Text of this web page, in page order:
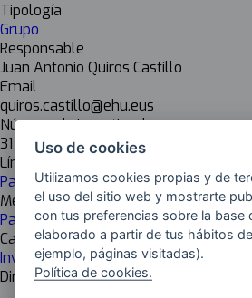
Tipología
Grupo
Responsable
Juan Antonio Quiros Castillo
Email
quiros.castillo@ehu.eus
Número de investigadores
31
Líneas de investigación
Patrimonio Vasco y memoria
Mejoras / Ámbito
Patrimonio cultural
Cadena de valor
Investigadoras
Dirección del centro
Uso de cookies
Utilizamos cookies propias y de
el uso del sitio web y mostrarte
con tus preferencias sobre la base
elaborado a partir de tus hábitos
ejemplo, páginas visitadas).
Política de cookies.